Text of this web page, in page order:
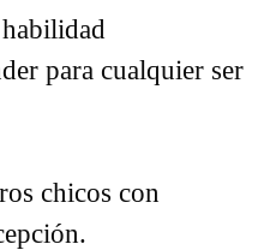
para cualquier ser
chicos con